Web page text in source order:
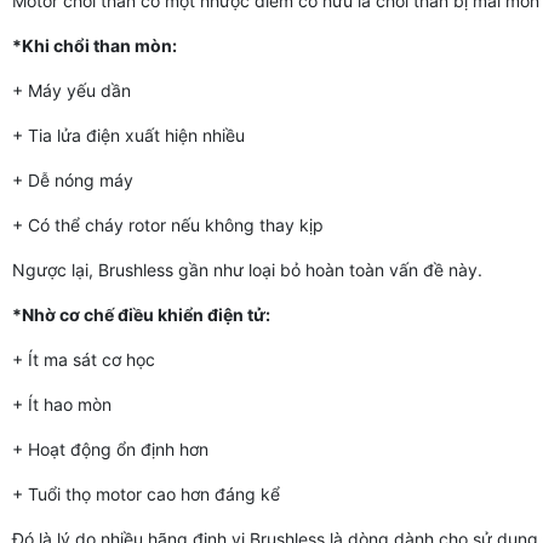
*Khi chổi than mòn:
+ Máy yếu dần
+ Tia lửa điện xuất hiện nhiều
+ Dễ nóng máy
+ Có thể cháy rotor nếu không thay kịp
Ngược lại, Brushless gần như loại bỏ hoàn toàn vấn đề này.
*Nhờ cơ chế điều khiển điện tử:
+ Ít ma sát cơ học
+ Ít hao mòn
+ Hoạt động ổn định hơn
+ Tuổi thọ motor cao hơn đáng kể